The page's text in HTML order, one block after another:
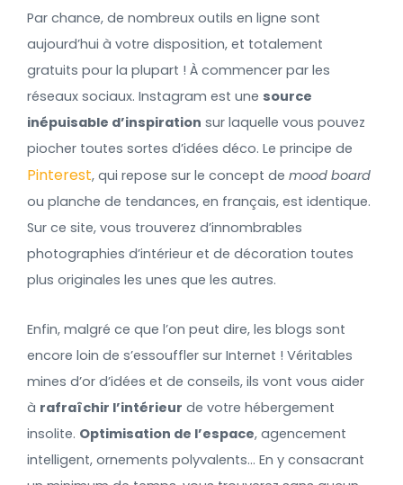
Par chance, de nombreux outils en ligne sont
aujourd’hui à votre disposition, et totalement
gratuits pour la plupart ! À commencer par les
réseaux sociaux. Instagram est une source
inépuisable d’inspiration sur laquelle vous pouvez
piocher toutes sortes d’idées déco. Le principe de
Pinterest, qui repose sur le concept de mood board
ou planche de tendances, en français, est identique.
Sur ce site, vous trouverez d’innombrables
photographies d’intérieur et de décoration toutes
plus originales les unes que les autres.
Enfin, malgré ce que l’on peut dire, les blogs sont
encore loin de s’essouffler sur Internet ! Véritables
mines d’or d’idées et de conseils, ils vont vous aider
à rafraîchir l’intérieur de votre hébergement
insolite. Optimisation de l’espace, agencement
intelligent, ornements polyvalents… En y consacrant